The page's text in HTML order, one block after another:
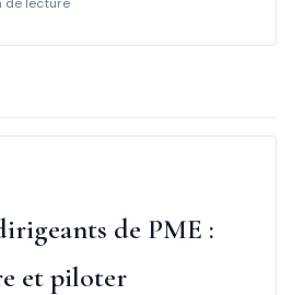
de PME :
et piloter